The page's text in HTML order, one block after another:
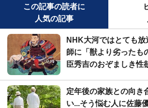
この記事の読者に
人気の記事
NHK大河ではとても
師に「獣より劣ったも
臣秀吉のおぞましき性
定年後の家族との向き
い...そう悩む人に佐藤